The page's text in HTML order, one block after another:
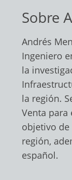
Sobre
Andrés
Ingeniero
la
la región.
Venta para
objetivo
región,
español.